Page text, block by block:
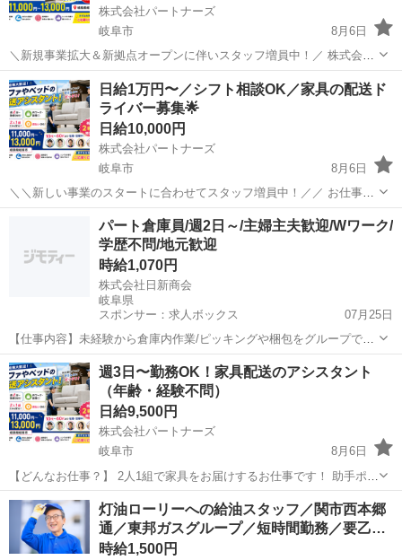
株式会社パートナーズ
岐阜市
8月6日
＼新規事業拡大＆新拠点オープンに伴いスタッフ増員中！／ 株式会社
パートナーズでは【家具配送ドライバー】を募集中！ 「経験を活かし
て稼ぎたい」「年齢に関係なく活躍したい」そんな方にピッタリ！ ◆
お仕事内容 2人1組...
岐阜 岐阜市 配送
日給1万円〜／シフト相談OK／家具の配送ド
ライバー募集🌟
日給10,000円
株式会社パートナーズ
岐阜市
8月6日
＼＼新しい事業のスタートに合わせてスタッフ増員中！／／ お仕事の
内容 2tトラックで家具を配送するお仕事です。 2人1組で、ソファやベ
ッド、机などを個人宅にお届け。 荷物の積み下ろしや補助もお願いす
るよ。 何か...
配送 スタッフ
パート倉庫員/週2日～/主婦主夫歓迎/Wワーク/
学歴不問/地元歓迎
時給1,070円
株式会社日新商会
岐阜県
スポンサー：求人ボックス
07月25日
【仕事内容】未経験から倉庫内作業/ピッキングや梱包をグループで進
める仕事です。短時間勤務と扶養内勤務に対応し、主婦・主夫やブラ
ンクのある方も歓迎。周囲と声を掛け合って作業できる方に向いてい
ます。 扶養内での勤務もOK! 週2日～勤...
アルバイト・パート
週3日〜勤務OK！家具配送のアシスタント
（年齢・経験不問）
日給9,500円
株式会社パートナーズ
岐阜市
8月6日
【どんなお仕事？】 2人1組で家具をお届けするお仕事です！ 助手ポジ
ションなので、基本はトラックに乗って先輩のお手伝い◎ ベッドやソ
ファなどをお客様のお宅に運んだり、ちょっとした組み立てを一緒に
やったりします！ ...
岐阜 岐阜市 配送
灯油ローリーへの給油スタッフ／関市西本郷
通／東邦ガスグループ／短時間勤務／要乙…
時給1,500円